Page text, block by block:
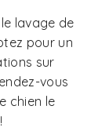
lavage de
pour un
sur
vous
chien le